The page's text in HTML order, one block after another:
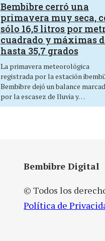
Bembibre cerró una
primavera muy seca,
sólo 16,5 litros por
cuadrado y máximas
hasta 35,7 grados
La primavera meteorológica
registrada por la estación
Bembibre dejó un balance
por la escasez de lluvia y…
Bembibre Digital
© Todos los
Política de